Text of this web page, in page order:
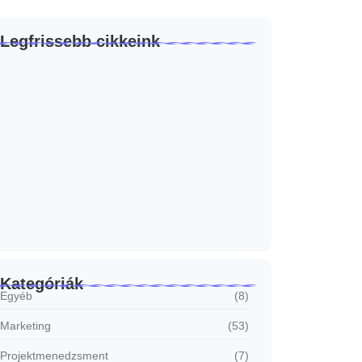
Legfrissebb cikkeink
Kategóriák
Egyéb (8)
Marketing (53)
Projektmenedzsment (7)